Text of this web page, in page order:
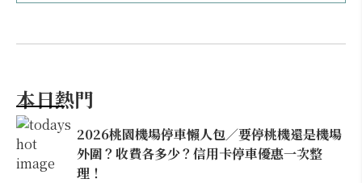
本日熱門
2026桃園機場停車懶人包／要停桃機還是機場
外圍？收費各多少？信用卡停車優惠一次整
理！